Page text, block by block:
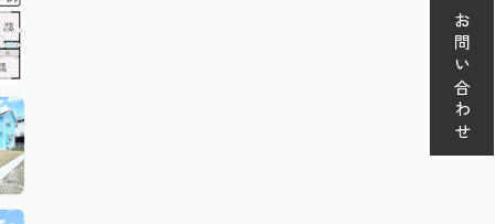
お問い合わせ